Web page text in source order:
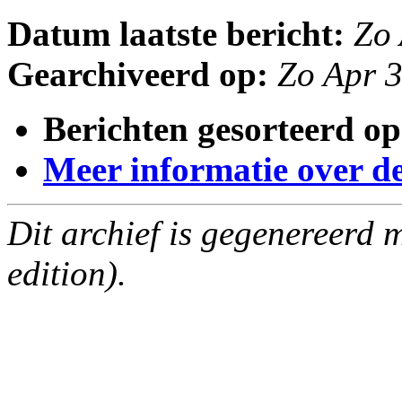
Datum laatste bericht: Zo
Gearchiveerd op: Zo Apr
Berichten gesorteerd
Meer informatie over
Dit archief is gegenereerd
edition).